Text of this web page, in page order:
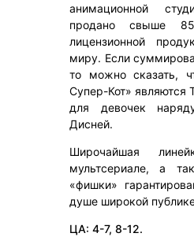
анимационной
продано свыше
лицензионной
миру. Если
то можно сказать,
Супер-Кот» являются
для девочек
Дисней.
Широчайшая
мультсериале, а
«фишки»
душе широкой
ЦА: 4-7, 8-12.